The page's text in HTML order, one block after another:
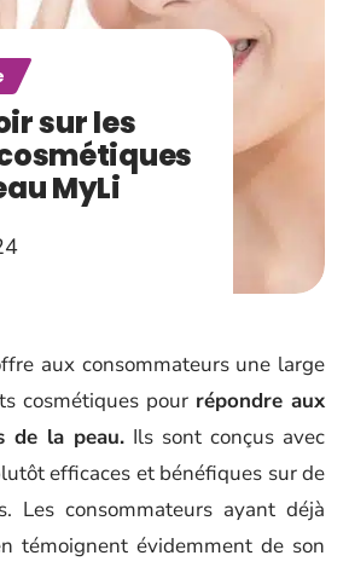
sur les
MyLi
aux consommateurs une large
cosmétiques pour répondre aux
de la peau. Ils sont conçus avec
efficaces et bénéfiques sur de
Les consommateurs ayant déjà
témoignent évidemment de son